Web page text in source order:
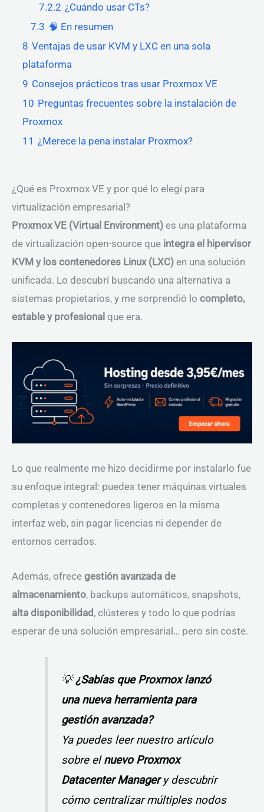
7.2.2 ¿Cuándo usar CTs?
7.3 🧠 En resumen
8 Ventajas de usar KVM y LXC en una sola
plataforma
9 Consejos prácticos tras usar Proxmox VE
10 Preguntas frecuentes sobre la instalación de
Proxmox
11 ¿Merece la pena instalar Proxmox?
¿Qué es Proxmox VE y por qué lo elegí para
virtualización empresarial?
Proxmox VE (Virtual Environment) es una plataforma
de virtualización open-source que integra el hipervisor
KVM y los contenedores Linux (LXC) en una solución
unificada. Lo descubrí buscando una alternativa a
sistemas propietarios, y me sorprendió lo completo,
estable y profesional que era.
Lo que realmente me hizo decidirme por instalarlo fue
su enfoque integral: puedes tener máquinas virtuales
completas y contenedores ligeros en la misma
interfaz web, sin pagar licencias ni depender de
entornos cerrados.
Además, ofrece gestión avanzada de
almacenamiento, backups automáticos, snapshots,
alta disponibilidad, clústeres y todo lo que podrías
esperar de una solución empresarial… pero sin coste.
💡¿Sabías que Proxmox lanzó
una nueva herramienta para
gestión avanzada?
Ya puedes leer nuestro artículo
sobre elnuevo Proxmox
Datacenter Managery descubrir
cómo centralizar múltiples nodos